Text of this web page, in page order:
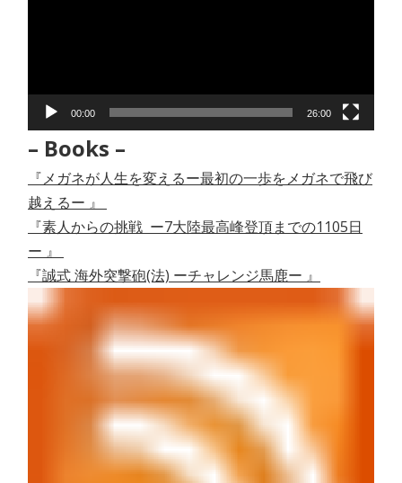
ー
00:00 26:00
– Books –
『メガネが人生を変えるー最初の一歩をメガネで飛び
越えるー 』
『素人からの挑戦 ー7大陸最高峰登頂までの1105日
ー 』
『誠式 海外突撃砲(法) ーチャレンジ馬鹿ー 』